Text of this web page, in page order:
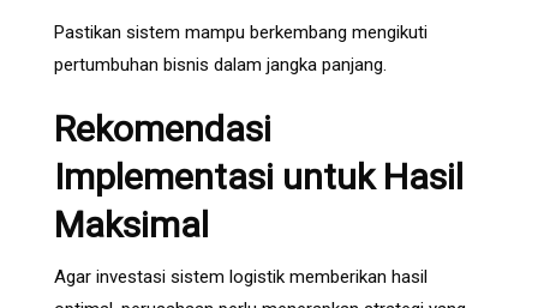
Pastikan sistem mampu berkembang mengikuti
pertumbuhan bisnis dalam jangka panjang.
Rekomendasi
Implementasi untuk Hasil
Maksimal
Agar investasi sistem logistik memberikan hasil